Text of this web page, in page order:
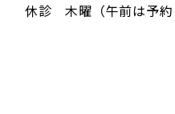
休診 木曜（午前は予約